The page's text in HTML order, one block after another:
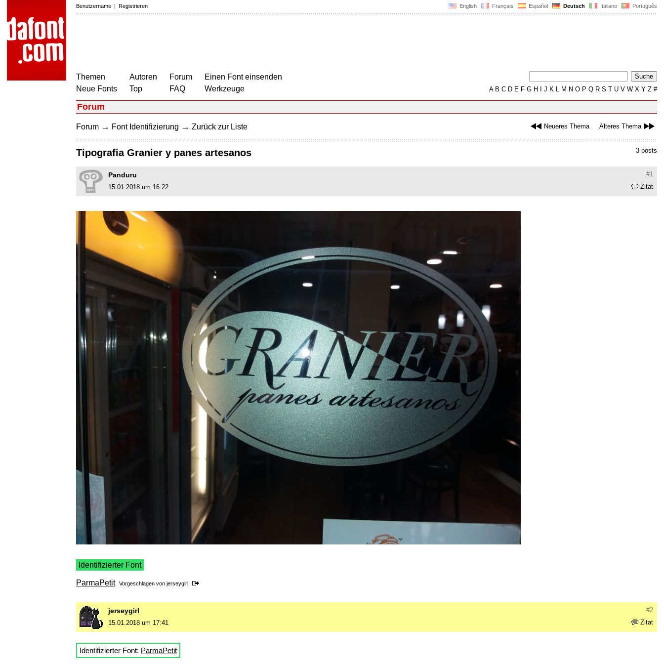
English Français Español Deutsch Italiano Português
Benutzername | Registrieren
Themen
Neue Fonts
Autoren
Top
Forum
FAQ
Einen Font einsenden
Werkzeuge
AB C D E F G H J K L M N O P Q R S T U V W X Y Z #
Forum
Neueres Thema Älteres Thema
Forum → Font Identifizierung → Zurück zur Liste
3 posts
Tipografia Granier y panes artesanos
#1
Panduru
Zitat
15.01.2018 um 16:22
Identifizierter Font
ParmaPetit Vorgeschlagen von jerseygirl
#2
jerseygirl
Zitat
15.01.2018 um 17:41
Identifizierter Font: ParmaPetit